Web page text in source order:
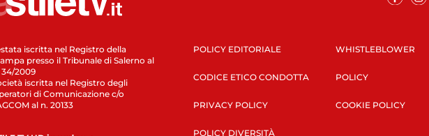
iscritta nel Registro della
presso il Tribunale di Salerno al
34/2009
iscritta nel Registro degli
di Comunicazione c/o
al n. 20133
POLICY EDITORIALE
CODICE ETICO CONDOTTA
PRIVACY POLICY
POLICY DIVERSITÀ
WHISTLEBLOWER
POLICY
COOKIE POLICY